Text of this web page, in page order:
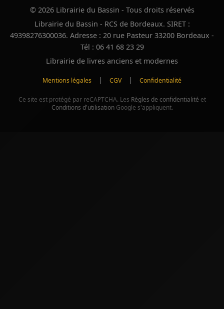
© 2026 Librairie du Bassin - Tous droits réservés
Librairie du Bassin - RCS de Bordeaux. SIRET :
49398276300036. Adresse : 20 rue Pasteur 33200 Bordeaux -
Tél : 06 41 68 23 29
Librairie de livres anciens et modernes
Mentions légales | CGV | Confidentialité
Ce site est protégé par reCAPTCHA. Les Règles de confidentialité et
Conditions d'utilisationGoogle s'appliquent.